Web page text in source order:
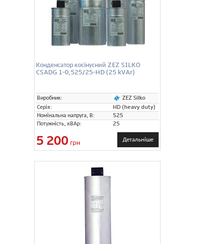
Конденсатор косінусний ZEZ SILKO
CSADG 1-0,525/25-HD (25 kVAr)
Виробник:
ZEZ Silko
Серія:
HD (heavy duty)
Номінальна напруга, В:
525
Потужність, кВАр:
25
5 200 грн Детальніше